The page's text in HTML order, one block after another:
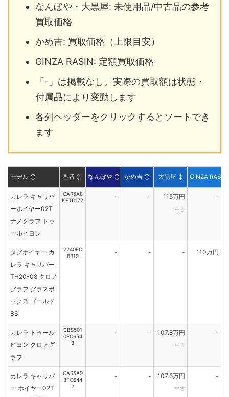
なんぼや・大黒屋: 未使用品/中古品の参考
買取価格
かめ吉: 買取価格（上限目安）
GINZA RASIN: 定額買取価格
「-」は掲載なし。実際の買取額は状態・
付属品により変動します
各列ヘッダーをクリックするとソートでき
ます
モデル ↕ 型番 ↕ なんぼや ↕ かめ吉↕ 大黒屋 ↕ GINZA RASIN
カレラ キャリバ
ーホイヤー02T
ナノグラフ トゥ
ールビヨン
CAR5A8
KFT6172
- - 115万円
中古
-
タグホイヤー カ
レラ キャリバー
TH20-08 クロノ
グラフ グラスボ
ックス ゴールド
BS
2240FC
8319
- - - 110万円
カレラ トゥール
ビヨン クロノグ
ラフ
CBS501
0FC654
3
- - 107.8万円
中古
-
カレラ キャリバ
ー ホイヤー02T
CAR5A9
3FC644
2
- - 107.6万円
中古
-